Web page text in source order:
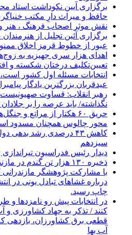
برگزاری آیین نکوداشت استاد
حافظ و میراث دارِ مکتب
نقش موثر اصحاب فرهنگ ، هنر
برگزاری آئین تجلیل از
عبور از خطوط قرمز اخلاق
اهدای هزار سری جهیزیه به
تعیین‌تکلیف درختان شکسته و
انتخابات مسئله اول کشور است،
عیدقربان بزرگترین یادگار
رهبر انقلاب: قساوت
نگذاشته/ باید عرصه را بر
حریق ۶۰ هکتار از مراتع و جنگل‌های مازندران
محور چالوس همچنان مسدود
کاهش ۴۳ درصدی رشد
سیزدهم
دیدار رئیس فدراسیون تیراندازی
ذخیره ۱۳۰ هزار تن گندم در مازندران
با مشارکت پژوهشگر مازندرانی
درباره غشاهای تبادل یونی در
چاپ رسید.
در انتخابات پیش رو نامزدها و
کنند / تذکر به جهاد کشاورزی
قطعی برق کشاورزان، بازدهی
آب بها